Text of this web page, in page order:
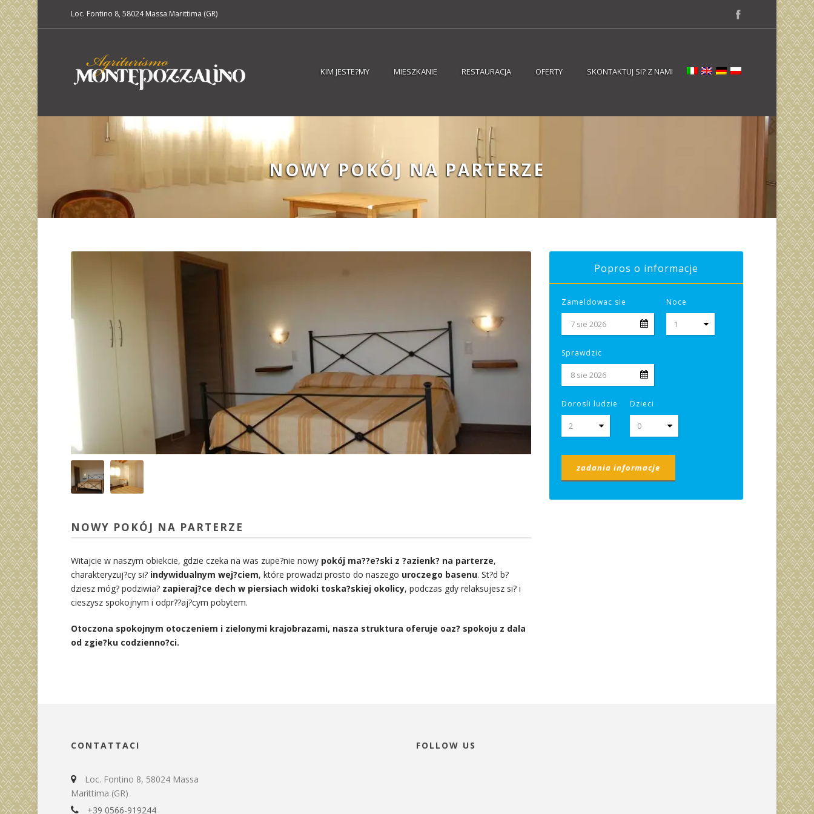
Loc. Fontino 8, 58024 Massa Marittima (GR)
KIM JESTE?MY MIESZKANIE RESTAURACJA OFERTY SKONTAKTUJ SI? Z NAMI
NOWY POKÓJ NA PARTERZE
Popros o informacje
Zameldowac sie Noce
Sprawdzic
Dorosli ludzie Dzieci
NOWY POKÓJ NA PARTERZE
Witajcie w naszym obiekcie, gdzie czeka na was zupe?nie nowy pokój ma??e?ski z ?azienk? na parterze,
charakteryzuj?cy si? indywidualnym wej?ciem, które prowadzi prosto do naszego uroczego basenu. St?d b?
dziesz móg? podziwia? zapieraj?ce dech w piersiach widoki toska?skiej okolicy, podczas gdy relaksujesz si? i
cieszysz spokojnym i odpr??aj?cym pobytem.
Otoczona spokojnym otoczeniem i zielonymi krajobrazami, nasza struktura oferuje oaz? spokoju z dala
od zgie?ku codzienno?ci.
CONTATTACI
Loc. Fontino 8, 58024 Massa
Marittima (GR)
+39 0566-919244
FOLLOW US